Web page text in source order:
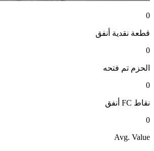
0
قطعة نقدية أنفق
0
الحزم تم فتحه
0
نقاط FC
أنفق
0
Avg. Value